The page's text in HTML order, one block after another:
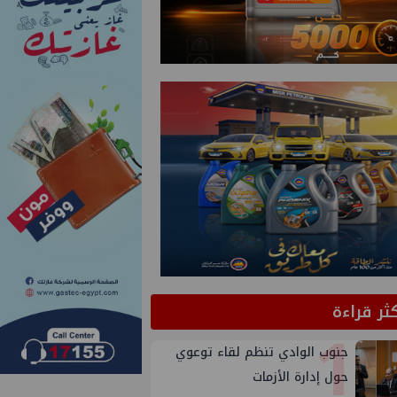
قراءة
جنوب الوادي تنظم لقاء توعوي
حول إدارة الأزمات